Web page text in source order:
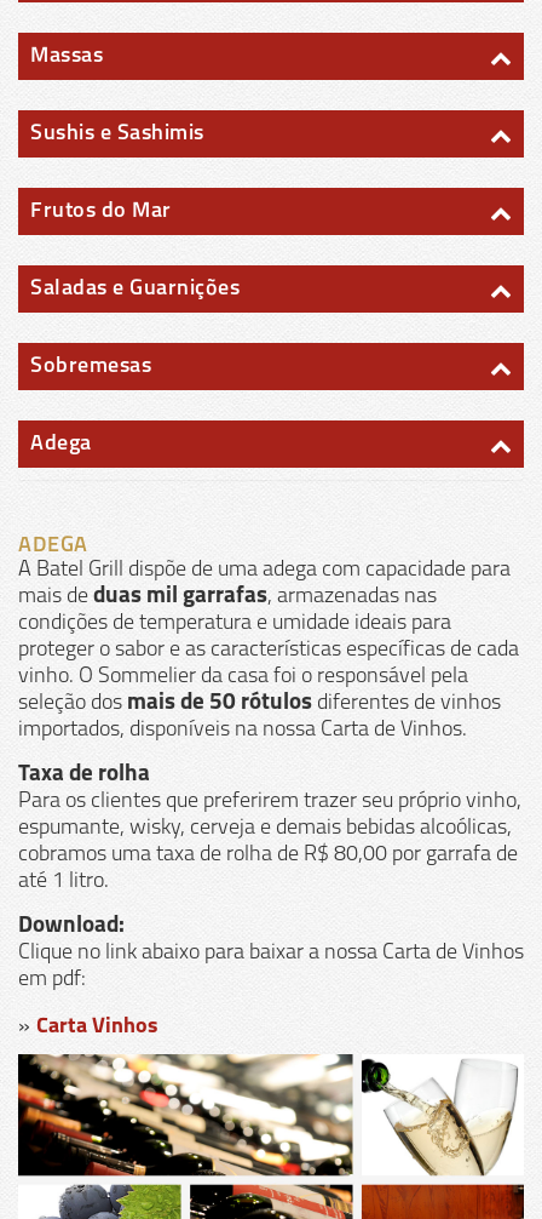
Massas
Sushis e Sashimis
Frutos do Mar
Saladas e Guarnições
Sobremesas
Adega
ADEGA
A Batel Grill dispõe de uma adega com capacidade para
mais de duas mil garrafas, armazenadas nas
condições de temperatura e umidade ideais para
proteger o sabor e as características específicas de cada
vinho. O Sommelier da casa foi o responsável pela
seleção dos mais de 50 rótulos diferentes de vinhos
importados, disponíveis na nossa Carta de Vinhos.
Taxa de rolha
Para os clientes que preferirem trazer seu próprio vinho,
espumante, wisky, cerveja e demais bebidas alcoólicas,
cobramos uma taxa de rolha de R$ 80,00 por garrafa de
até 1 litro.
Download:
Clique no link abaixo para baixar a nossa Carta de Vinhos
em pdf:
Carta Vinhos